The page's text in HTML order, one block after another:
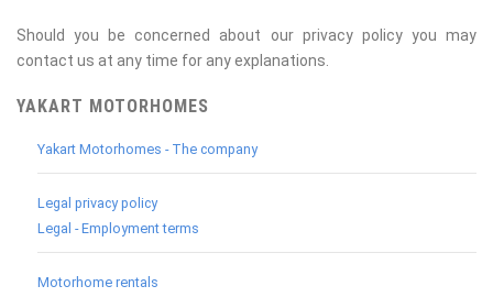
Should you be concerned about our privacy policy you may
contact us at any time for any explanations.
YAKART MOTORHOMES
Yakart Motorhomes - The company
Legal privacy policy
Legal - Employment terms
Motorhome rentals